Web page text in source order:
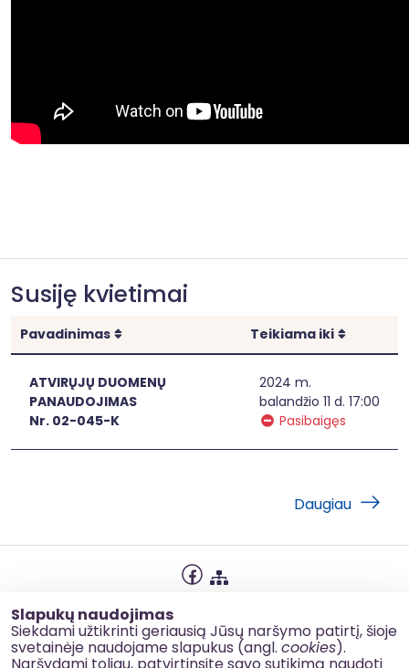
Slapukų naudojimas
Siekdami užtikrinti geriausią Jūsų naršymo patirtį, šioje
svetainėje naudojame slapukus (angl. cookies).
Susiję kvietimai
Pavadinimas Rikiuoti Teikiama iki Rikiuoti
ATVIRŲJŲ DUOMENŲ
PANAUDOJIMAS
Nr. 02-045-K
2024 m.
balandžio 11 d. 17:00
Pasibaigęs
Daugiau
Slapukų naudojimas
Korupcijos prevencija